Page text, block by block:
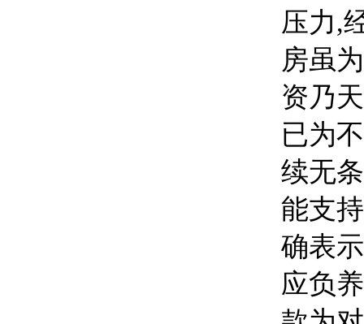
压力,
房虽
资乃
已为
续无
能支
确表
应负